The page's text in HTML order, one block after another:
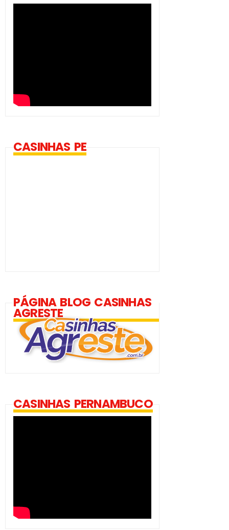
CASINHAS PE
PÁGINA BLOG CASINHAS
AGRESTE
CASINHAS PERNAMBUCO